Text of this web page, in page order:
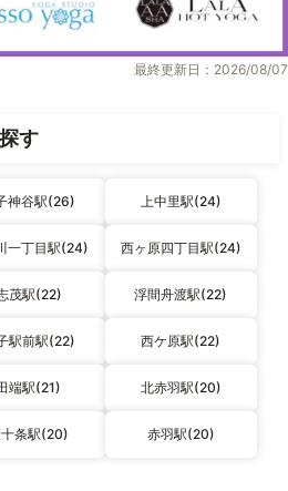
最終更新日：2026/08/07
す
神谷駅(26) 上中里駅(24)
一丁目駅(24) 西ヶ原四丁目駅(24)
茂駅(22) 浮間舟渡駅(22)
駅前駅(22) 西ケ原駅(22)
端駅(21) 北赤羽駅(20)
条駅(20) 赤羽駅(20)